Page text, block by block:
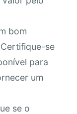
bom
se
para
um
se o